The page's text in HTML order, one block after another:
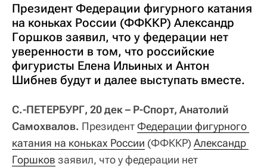
Президент Федерации фигурного катания
на коньках России (ФФККР) Александр
Горшков заявил, что у федерации нет
уверенности в том, что российские
фигуристы Елена Ильиных и Антон
Шибнев будут и далее выступать вместе.
С.-ПЕТЕРБУРГ, 20 дек – Р-Спорт, Анатолий
Самохвалов. Президент Федерации фигурного
катания на коньках России (ФФККР) Александр
Горшков заявил, что у федерации нет